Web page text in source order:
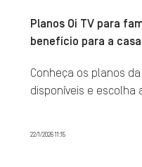
Planos Oi TV para
benefício para a
Conheça os planos da
disponíveis e escolha
22/1/2026 11:15